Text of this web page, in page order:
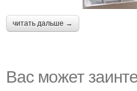
читать дальше →
Вас может